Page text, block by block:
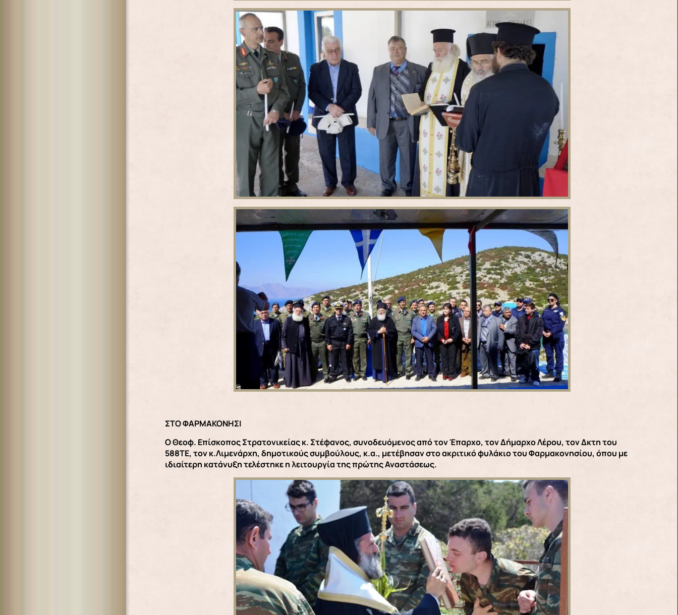
ΣΤΟ ΦΑΡΜΑΚΟΝΗΣΙ
Ο Θεοφ. Επίσκοπος Στρατονικείας κ. Στέφανος, συνοδευόμενος από τον Έπαρχο, τον Δήμαρχο Λέρου, τον Δκτη του
588ΤΕ, τον κ.Λιμενάρχη, δημοτικούς συμβούλους, κ.α., μετέβησαν στο ακριτικό φυλάκιο του Φαρμακονησίου, όπου με
ιδιαίτερη κατάνυξη τελέστηκε η λειτουργία της πρώτης Αναστάσεως.